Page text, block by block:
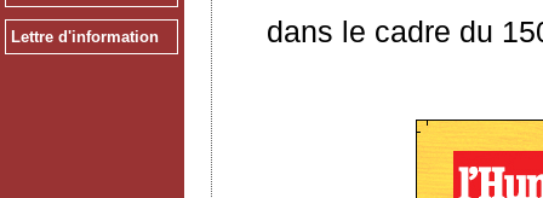
Lettre d'information dans le cadre du